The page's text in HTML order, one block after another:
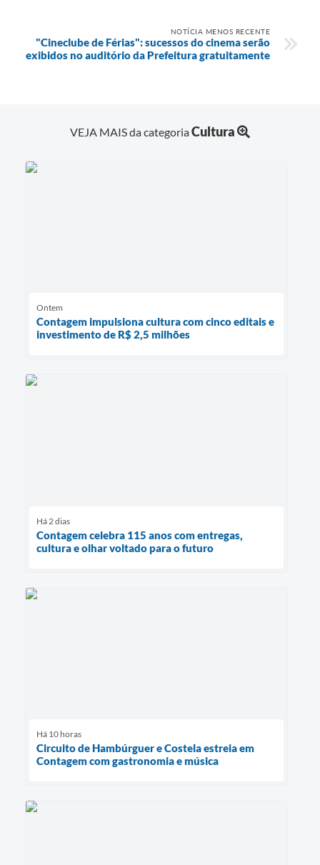
NOTÍCIA MENOS RECENTE
"Cineclube de Férias": sucessos do cinema serão
exibidos no auditório da Prefeitura gratuitamente
VEJA MAIS da categoriaCultura
Ontem
Contagem impulsiona cultura com cinco editais e
investimento de R$ 2,5 milhões
Há 2 dias
Contagem celebra 115 anos com entregas,
cultura e olhar voltado para o futuro
Há 10 horas
Circuito de Hambúrguer e Costela estreia em
Contagem com gastronomia e música